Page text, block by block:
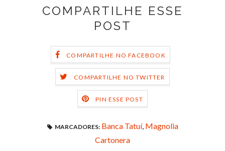
COMPARTILHE ESSE
POST
COMPARTILHE NO FACEBOOK
COMPARTILHE NO TWITTER
PIN ESSE POST
MARCADORES: Banca Tatuí, Magnolia
Cartonera